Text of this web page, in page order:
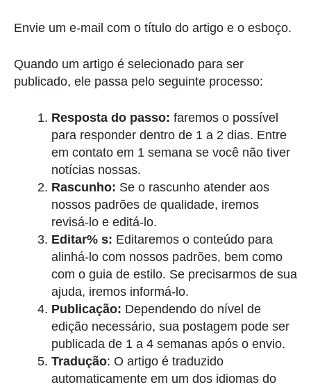
Envie um e-mail com o título do artigo e o esboço.
Quando um artigo é selecionado para ser
publicado, ele passa pelo seguinte processo:
Resposta do passo: faremos o possível
para responder dentro de 1 a 2 dias. Entre
em contato em 1 semana se você não tiver
notícias nossas.
Rascunho: Se o rascunho atender aos
nossos padrões de qualidade, iremos
revisá-lo e editá-lo.
Editar% s: Editaremos o conteúdo para
alinhá-lo com nossos padrões, bem como
com o guia de estilo. Se precisarmos de sua
ajuda, iremos informá-lo.
Publicação: Dependendo do nível de
edição necessário, sua postagem pode ser
publicada de 1 a 4 semanas após o envio.
Tradução: O artigo é traduzido
automaticamente em um dos idiomas do